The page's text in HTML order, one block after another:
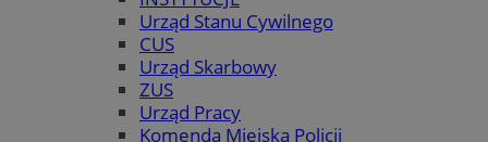
Urząd Stanu Cywilnego
CUS
Urząd Skarbowy
ZUS
Urząd Pracy
Komenda Miejska Policji